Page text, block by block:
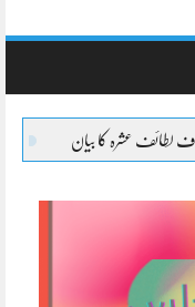
التشوف الی حقائق